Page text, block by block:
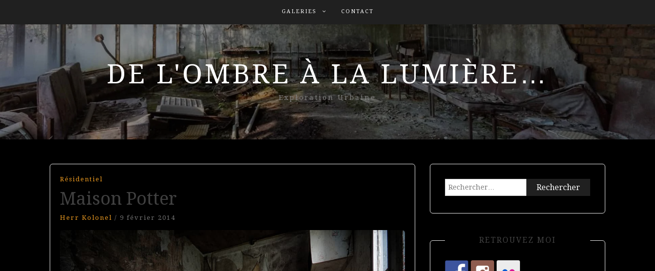
GALERIES CONTACT
DE L'OMBRE À LA LUMIÈRE…
Exploration Urbaine
Résidentiel
Maison Potter
Herr Kolonel / 9 février 2014
Rechercher :
RETROUVEZ MOI